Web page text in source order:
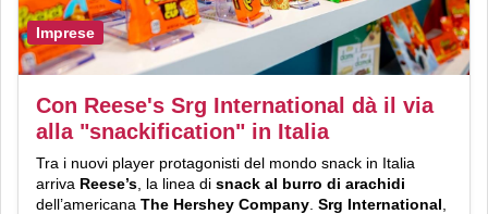
Imprese
Con Reese's Srg International dà il via
alla "snackification" in Italia
Tra i nuovi player protagonisti del mondo snack in Italia
arriva Reese’s , la linea di snack al burro di arachidi
dell’americana The Hershey Company Srg International